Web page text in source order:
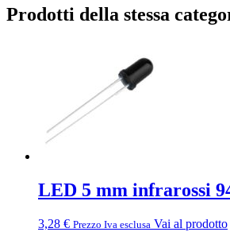
Prodotti della stessa
LED 5 mm infrarossi
3,28 € Prezzo Iva esclusa Vai al prodotto